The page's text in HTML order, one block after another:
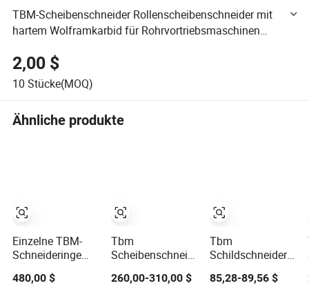
TBM-Scheibenschneider Rollenscheibenschneider mit
hartem Wolframkarbid für Rohrvortriebsmaschinen
2,00 $
10 Stücke(MOQ)
Ähnliche produkte
Einzelne TBM-
Schneideringe
Zwillingszentrum
480,00 $
Tbm
Scheibenschneider
Scheibenschneider
260,00-310,00 $
Tbm
Schildschneider
Verschleißteile
85,28-89,56 $